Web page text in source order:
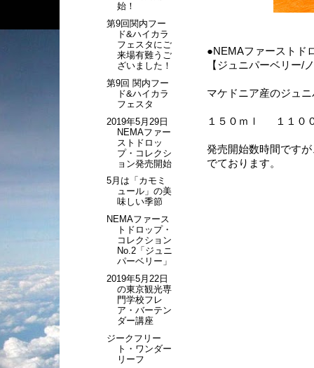
●NEMAファーストド
【ジュニパーベリー/
マケドニア産のジュ
１５０ｍｌ １１０
発売開始数時間です
でております。
始！
第9回関内フー
ド&ハイカラ
フェスタにご
来場有難うご
ざいました！
第9回 関内フー
ド&ハイカラ
フェスタ
2019年5月29日
NEMAファー
ストドロッ
プ・コレクシ
ョン発売開始
5月は「カモミ
ュール」の美
味しい季節
NEMAファース
トドロップ・
コレクション
No.2「ジュニ
パーベリー」
2019年5月22日
の東京観光専
門学校フレ
ア・バーテン
ダー講座
ジークフリー
ト・ワンダー
リーフ